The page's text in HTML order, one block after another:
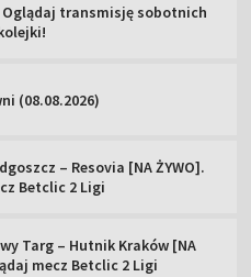
transmisję sobotnich
(08.08.2026)
– Resovia [NA ŻYWO].
Betclic 2 Ligi
Targ – Hutnik Kraków [NA
mecz Betclic 2 Ligi